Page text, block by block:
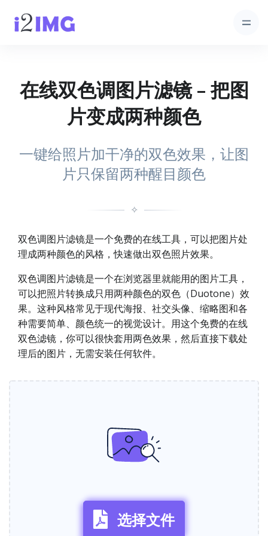
在线双色调图片滤镜 – 把图
片变成两种颜色
一键给照片加干净的双色效果，让图
片只保留两种醒目颜色
✧
双色调图片滤镜是一个免费的在线工具，可以把图片处
理成两种颜色的风格，快速做出双色照片效果。
双色调图片滤镜是一个在浏览器里就能用的图片工具，
可以把照片转换成只用两种颜色的双色（Duotone）效
果。这种风格常见于现代海报、社交头像、缩略图和各
种需要简单、颜色统一的视觉设计。用这个免费的在线
双色滤镜，你可以很快套用两色效果，然后直接下载处
理后的图片，无需安装任何软件。
选择文件